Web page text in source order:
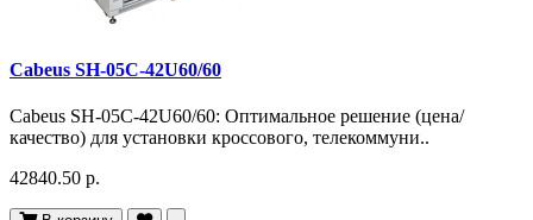
Cabeus SH-05C-42U60/60
Cabeus SH-05C-42U60/60: Оптимальное решение (цена/
качество) для установки кроссового, телекоммуни..
42840.50 р.